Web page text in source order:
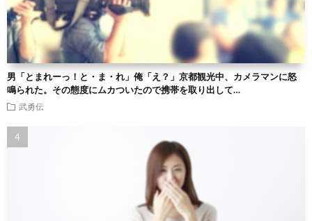
男「とまれーっ！と・ま・れ」俺「え？」京都観光中、カメラマンに怒
鳴られた。その態度にムカついたので携帯を取り出して…
武勇伝